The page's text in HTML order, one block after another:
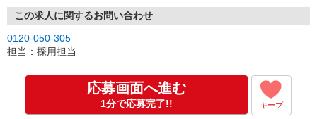
※ご希望があれば、職場見学の調整もOKです！
お気軽にご応募ください♪
この求人に関するお問い合わせ
0120-050-305
担当：採用担当
応募画面へ進む
1分で応募完了!! キープ